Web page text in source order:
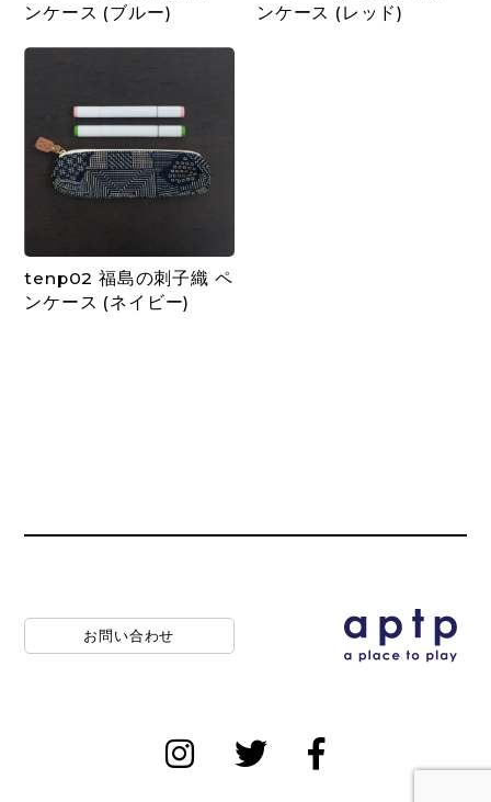
ンケース (ブルー)
ンケース (レッド)
tenp02 福島の刺子織 ペ
ンケース (ネイビー)
お問い合わせ